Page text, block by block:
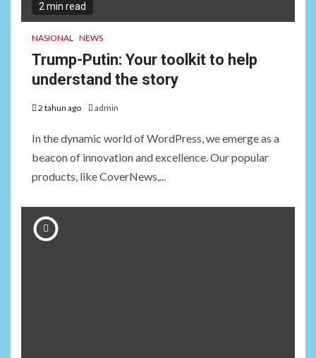
2 min read
NASIONAL NEWS
Trump-Putin: Your toolkit to help
understand the story
2 tahun ago admin
In the dynamic world of WordPress, we emerge as a
beacon of innovation and excellence. Our popular
products, like CoverNews,...